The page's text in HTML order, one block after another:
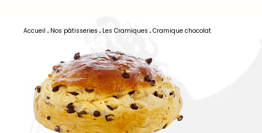
Accueil Nos pâtisseries Les Cramiques Cramique chocolat